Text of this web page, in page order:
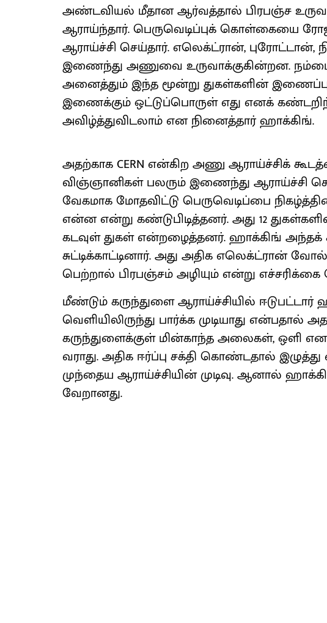
அண்டவியல் மீதான ஆர்வத்தால் பிரபஞ்ச
ஆராய்ந்தார். பெருவெடிப்புக் கொள்கையை
ஆராய்ச்சி செய்தார். எலெக்ட்ரான், புரோட்டான்,
இணைந்து அணுவை உருவாக்குகின்றன.
அனைத்தும் இந்த மூன்று துகள்களின்
இணைக்கும் ஒட்டுப்பொருள் எது எனக்
அவிழ்த்துவிடலாம் என நினைத்தார் ஹாக்கிங்.
அதற்காக CERN என்கிற அணு ஆராய்ச்சிக்
விஞ்ஞானிகள் பலரும் இணைந்து ஆராய்ச்சி
வேகமாக மோதவிட்டு பெருவெடிப்பை
என்ன என்று கண்டுபிடித்தனர். அது 12
கடவுள் துகள் என்றழைத்தனர். ஹாக்கிங் அந்தக்
சுட்டிக்காட்டினார். அது அதிக எலெக்ட்ரான்
பெற்றால் பிரபஞ்சம் அழியும் என்று எச்சரிக்கை
மீண்டும் கருந்துளை ஆராய்ச்சியில்
வெளியிலிருந்து பார்க்க முடியாது என்பதால்
கருந்துளைக்குள் மின்காந்த அலைகள், ஒளி
வராது. அதிக ஈர்ப்பு சக்தி கொண்டதால்
முந்தைய ஆராய்ச்சியின் முடிவு. ஆனால்
வேறானது.